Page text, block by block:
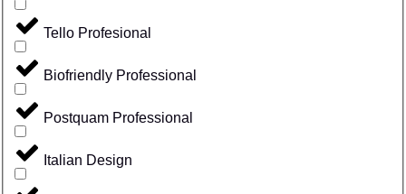
Tello Profesional
Biofriendly Professional
Postquam Professional
Italian Design